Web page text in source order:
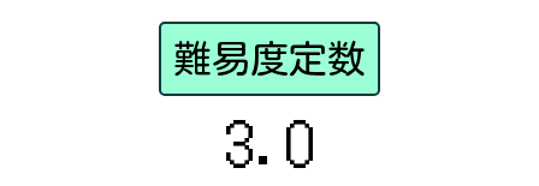
難易度定数
3.0